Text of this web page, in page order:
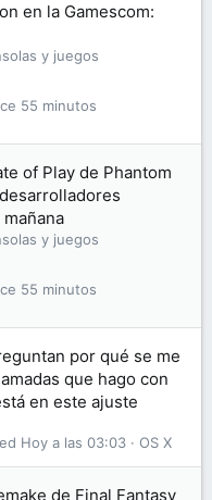
en la Gamescom:
y juegos
55 minutos
of Play de Phantom
y juegos
55 minutos
por qué se me
que hago con
en este ajuste
OS X
Hoy a las 03:03
de Final Fantasy